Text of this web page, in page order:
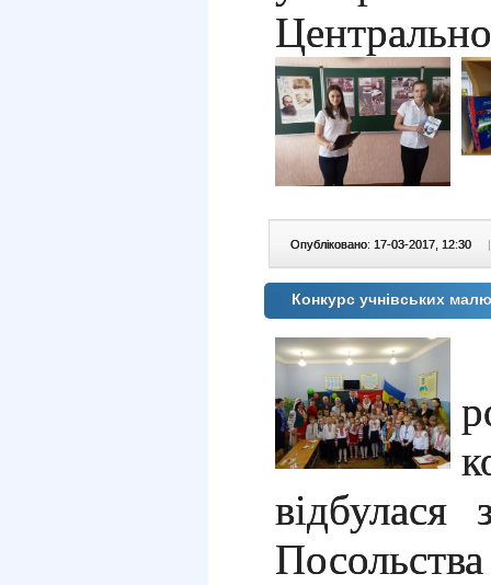
Опубліковано: 17-03-2017, 12:30 |
Конкурс учнівських
відбулася